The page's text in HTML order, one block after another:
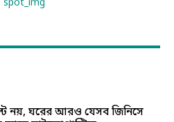
নয়, ঘরের আরও যেসব জিনিসে